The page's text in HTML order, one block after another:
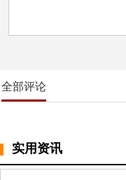
全部评论
实用资讯